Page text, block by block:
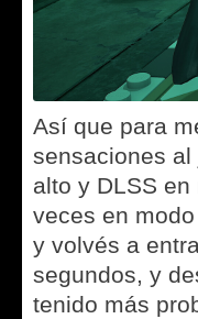
Así que para
sensaciones
alto y DLSS
veces en
y volvés a
segundos, y
tenido más